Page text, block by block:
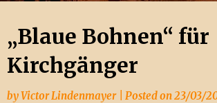
„Blaue Bohnen“ für
Kirchgänger
byVictor Lindenmayer Posted on23/03/